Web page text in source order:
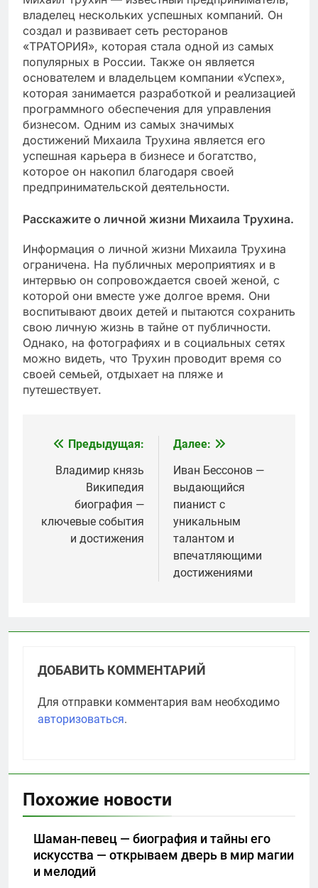
владелец нескольких успешных компаний. Он
создал и развивает сеть ресторанов
«ТРАТОРИЯ», которая стала одной из самых
популярных в России. Также он является
основателем и владельцем компании «Успех»,
которая занимается разработкой и реализацией
программного обеспечения для управления
бизнесом. Одним из самых значимых
достижений Михаила Трухина является его
успешная карьера в бизнесе и богатство,
которое он накопил благодаря своей
предпринимательской деятельности.
Расскажите о личной жизни Михаила Трухина.
Информация о личной жизни Михаила Трухина
ограничена. На публичных мероприятиях и в
интервью он сопровождается своей женой, с
которой они вместе уже долгое время. Они
воспитывают двоих детей и пытаются сохранить
свою личную жизнь в тайне от публичности.
Однако, на фотографиях и в социальных сетях
можно видеть, что Трухин проводит время со
своей семьей, отдыхает на пляже и
путешествует.
Навигация
записям
Предыдущая:
Владимир князь
Википедия
биография —
ключевые события
и достижения
Далее:
Иван Бессонов —
выдающийся
пианист с
уникальным
талантом и
впечатляющими
достижениями
ДОБАВИТЬ КОММЕНТАРИЙ
Для отправки комментария вам необходимо
авторизоваться.
Похожие новости
Шаман-певец — биография и тайны его
искусства — открываем дверь в мир магии
и мелодий